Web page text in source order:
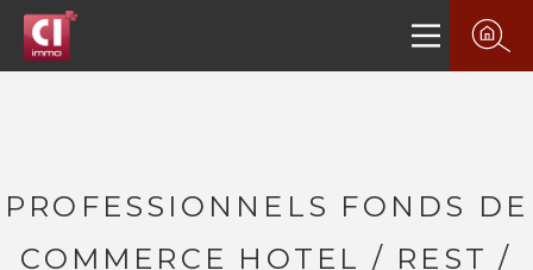
PROFESSIONNELS FONDS DE
COMMERCE HOTEL / REST /